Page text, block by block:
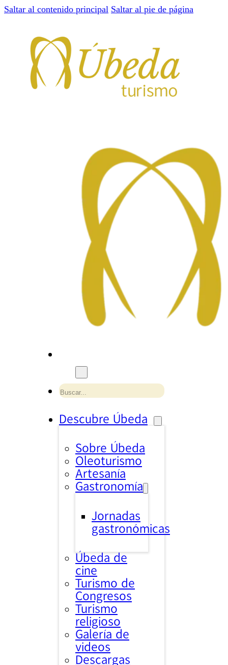
Saltar al contenido principal Saltar al pie de página
Buscar
Descubre Úbeda
Sobre Úbeda
Oleoturismo
Artesanía
Gastronomía
Jornadas
gastronómicas
Úbeda de
cine
Turismo de
Congresos
Turismo
religioso
Galería de
videos
Descargas